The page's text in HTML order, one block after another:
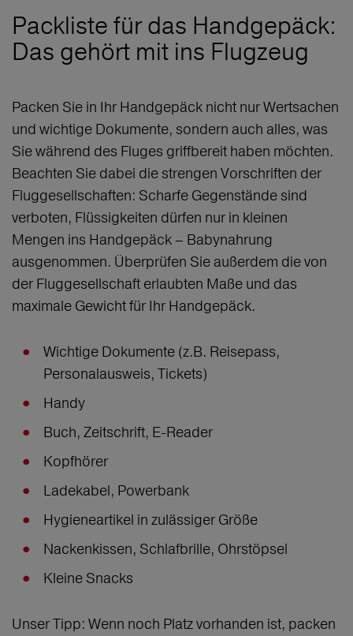
Packliste für das Handgepäck:
Das gehört mit ins Flugzeug
Packen Sie in Ihr Handgepäck nicht nur Wertsachen
und wichtige Dokumente, sondern auch alles, was
Sie während des Fluges griffbereit haben möchten.
Beachten Sie dabei die strengen Vorschriften der
Fluggesellschaften: Scharfe Gegenstände sind
verboten, Flüssigkeiten dürfen nur in kleinen
Mengen ins Handgepäck – Babynahrung
ausgenommen. Überprüfen Sie außerdem die von
der Fluggesellschaft erlaubten Maße und das
maximale Gewicht für Ihr Handgepäck.
Wichtige Dokumente (z.B. Reisepass,
Personalausweis, Tickets)
Handy
Buch, Zeitschrift, E-Reader
Kopfhörer
Ladekabel, Powerbank
Hygieneartikel in zulässiger Größe
Nackenkissen, Schlafbrille, Ohrstöpsel
Kleine Snacks
Unser Tipp: Wenn noch Platz vorhanden ist, packen